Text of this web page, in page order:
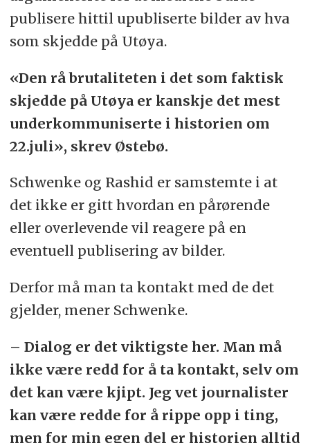
publisere hittil upubliserte bilder av hva
som skjedde på Utøya.
«Den rå brutaliteten i det som faktisk
skjedde på Utøya er kanskje det mest
underkommuniserte i historien om
22.juli», skrev Østebø.
Schwenke og Rashid er samstemte i at
det ikke er gitt hvordan en pårørende
eller overlevende vil reagere på en
eventuell publisering av bilder.
Derfor må man ta kontakt med de det
gjelder, mener Schwenke.
– Dialog er det viktigste her. Man må
ikke være redd for å ta kontakt, selv om
det kan være kjipt. Jeg vet journalister
kan være redde for å rippe opp i ting,
men for min egen del er historien alltid